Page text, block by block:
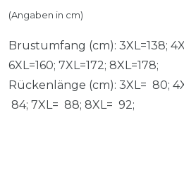
(Angaben in cm)
Brustumfang (cm): 3XL=138;
6XL=160; 7XL=172; 8XL=178;
Rückenlänge (cm): 3XL= 80;
84; 7XL= 88; 8XL= 92;